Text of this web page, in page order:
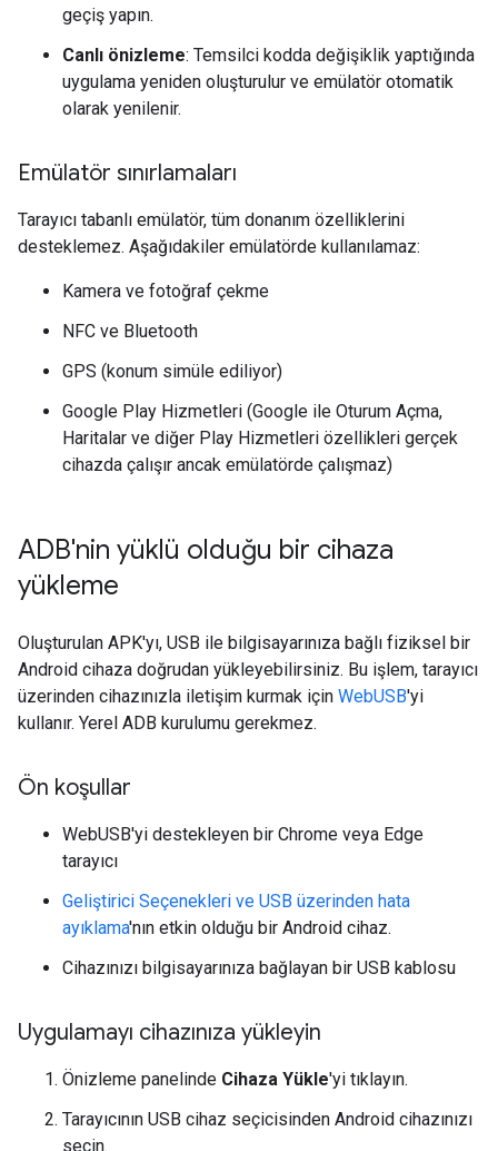
geçiş yapın.
Canlı önizleme: Temsilci kodda değişiklik yaptığında
uygulama yeniden oluşturulur ve emülatör otomatik
olarak yenilenir.
Emülatör sınırlamaları
Tarayıcı tabanlı emülatör, tüm donanım özelliklerini
desteklemez. Aşağıdakiler emülatörde kullanılamaz:
Kamera ve fotoğraf çekme
NFC ve Bluetooth
GPS (konum simüle ediliyor)
Google Play Hizmetleri (Google ile Oturum Açma,
Haritalar ve diğer Play Hizmetleri özellikleri gerçek
cihazda çalışır ancak emülatörde çalışmaz)
ADB'nin yüklü olduğu bir cihaza
yükleme
Oluşturulan APK'yı, USB ile bilgisayarınıza bağlı fiziksel bir
Android cihaza doğrudan yükleyebilirsiniz. Bu işlem, tarayıcı
üzerinden cihazınızla iletişim kurmak için WebUSB'yi
kullanır. Yerel ADB kurulumu gerekmez.
Ön koşullar
WebUSB'yi destekleyen bir Chrome veya Edge
tarayıcı
Geliştirici Seçenekleri ve USB üzerinden hata
ayıklama'nın etkin olduğu bir Android cihaz.
Cihazınızı bilgisayarınıza bağlayan bir USB kablosu
Uygulamayı cihazınıza yükleyin
Önizleme panelinde Cihaza Yükle'yi tıklayın.
Tarayıcının USB cihaz seçicisinden Android cihazınızı
seçin.